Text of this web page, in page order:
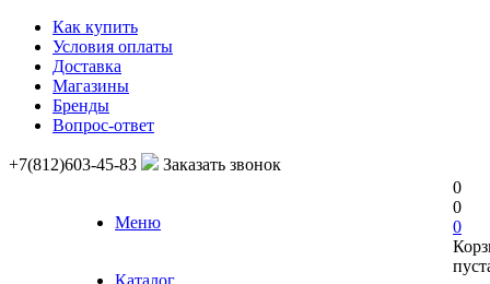
Как купить
Условия оплаты
Доставка
Магазины
Бренды
Вопрос-ответ
+7(812)603-45-83 Заказать звонок
Меню
Каталог
0
0
0